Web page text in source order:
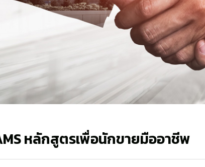
หลักสูตรเพื่อนักขายมืออาชีพ